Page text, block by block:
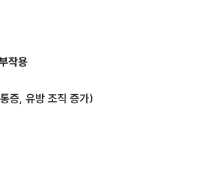
작용
증, 유방 조직 증가)